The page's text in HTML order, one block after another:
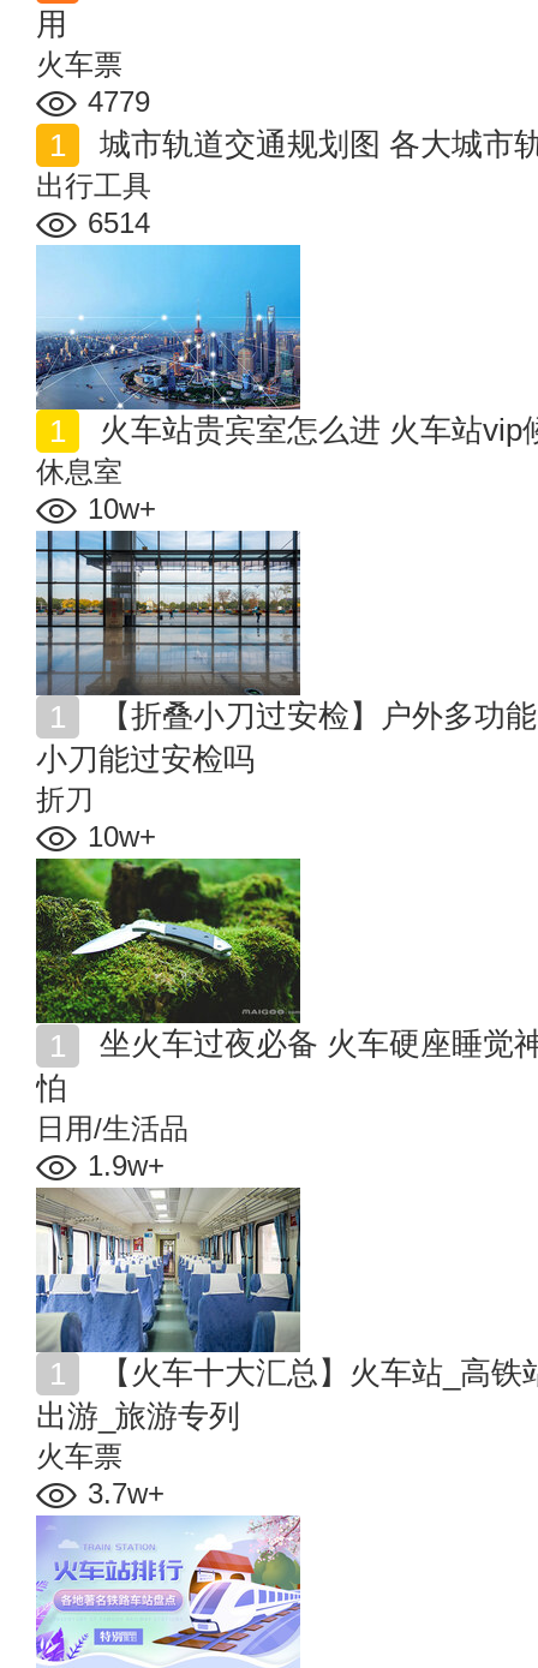
用
火车票
4779
城市轨道交通规划图 各大城市
出行工具
6514
火车站贵宾室怎么进 火车站vip
休息室
10w+
小刀能过安检吗
折刀
10w+
怕
日用/生活品
1.9w+
出游_旅游专列
火车票
3.7w+